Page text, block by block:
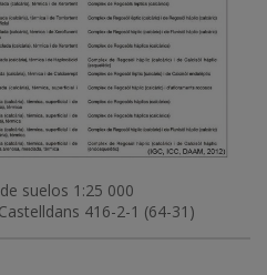
suelos 1:25 000
416-2-1 (64-31)